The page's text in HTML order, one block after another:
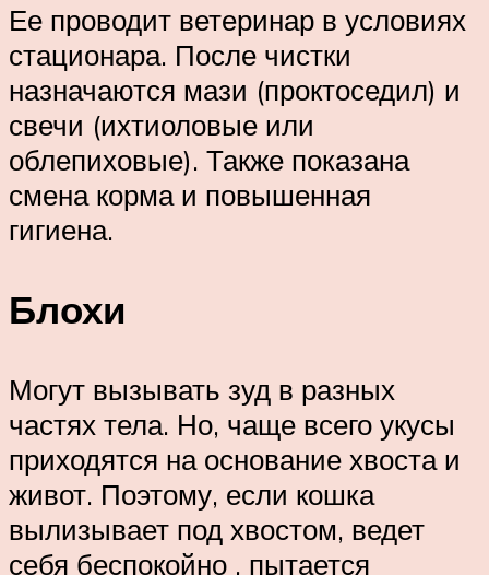
Ее проводит ветеринар в условиях
стационара. После чистки
назначаются мази (проктоседил) и
свечи (ихтиоловые или
облепиховые). Также показана
смена корма и повышенная
гигиена.
Блохи
Могут вызывать зуд в разных
частях тела. Но, чаще всего укусы
приходятся на основание хвоста и
живот. Поэтому, если кошка
вылизывает под хвостом, ведет
себя беспокойно , пытается